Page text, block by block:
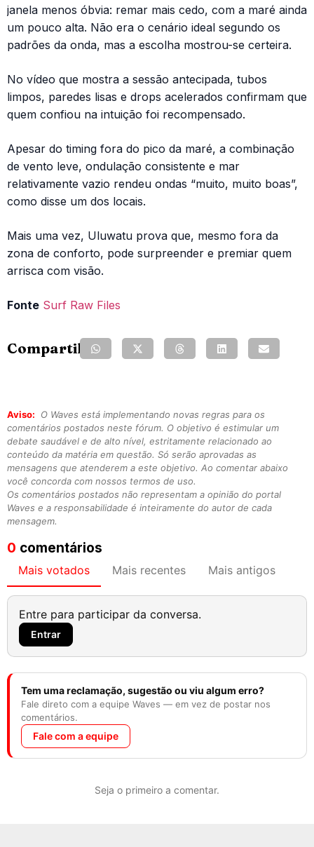
janela menos óbvia: remar mais cedo, com a maré ainda
um pouco alta. Não era o cenário ideal segundo os
padrões da onda, mas a escolha mostrou-se certeira.
No vídeo que mostra a sessão antecipada, tubos
limpos, paredes lisas e drops acelerados confirmam que
quem confiou na intuição foi recompensado.
Apesar do timing fora do pico da maré, a combinação
de vento leve, ondulação consistente e mar
relativamente vazio rendeu ondas “muito, muito boas”,
como disse um dos locais.
Mais uma vez, Uluwatu prova que, mesmo fora da
zona de conforto, pode surpreender e premiar quem
arrisca com visão.
Fonte Surf Raw Files
Compartilhe:
Aviso:
O Waves está implementando novas regras para os
comentários postados neste fórum. O objetivo é estimular um
debate saudável e de alto nível, estritamente relacionado ao
conteúdo da matéria em questão. Só serão aprovadas as
mensagens que atenderem a este objetivo. Ao comentar abaixo
você concorda com nossos termos de uso.
Os comentários postados não representam a opinião do portal
Waves e a responsabilidade é inteiramente do autor de cada
mensagem.
0 comentários
Mais votados Mais recentes Mais antigos
Entre para participar da conversa.
Entrar
Tem uma reclamação, sugestão ou viu algum erro?
Fale direto com a equipe Waves — em vez de postar nos
comentários.
Fale com a equipe
Seja o primeiro a comentar.